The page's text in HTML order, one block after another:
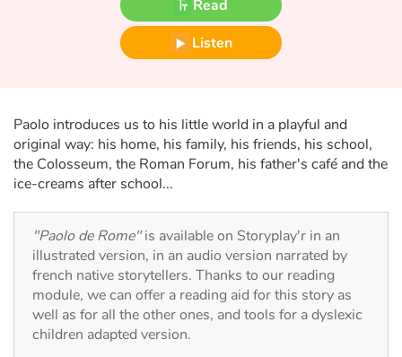
Princesses and princes, kings, queens and dragons
Ogres, monsters and witches
Ecology, nature, seasons
The animals
Travel, epic, investigation, adventure
Around the world
Learning
Read
Listen
Paolo introduces us to his little world in a playful and
original way: his home, his family, his friends, his school,
the Colosseum, the Roman Forum, his father's café and the
ice-creams after school...
"Paolo de Rome"is available on Storyplay'r in an
illustrated version, in an audio version narrated by
french native storytellers. Thanks to our reading
module, we can offer a reading aid for this story as
well as for all the other ones, and tools for a dyslexic
children adapted version.